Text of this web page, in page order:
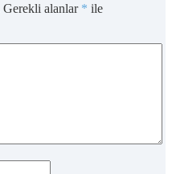
Gerekli alanlar * ile